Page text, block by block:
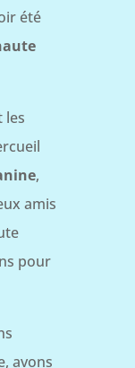
été
les
,
amis
pour
avons